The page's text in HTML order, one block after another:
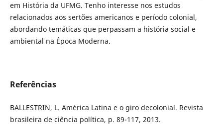
em História da UFMG. Tenho interesse nos estudos
relacionados aos sertões americanos e período colonial,
abordando temáticas que perpassam a história social e
ambiental na Época Moderna.
Referências
BALLESTRIN, L. América Latina e o giro decolonial. Revista
brasileira de ciência política, p. 89-117, 2013.